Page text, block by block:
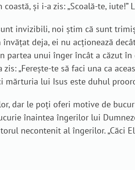
şi i-a zis: „Scoală-te,
invizibili, noi știm că sunt
învățat deja, ei nu acționează
partea unui înger încât a căzut
„Fereşte-te să faci una ca
mărturia lui Isus este duhul
dar le poți oferi motive de
înaintea îngerilor lui
necontenit al îngerilor. „Căci